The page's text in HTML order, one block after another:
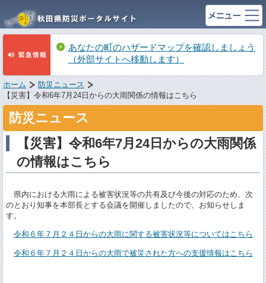
あなたの町のハザードマップを確認しましょう
（外部サイトへ移動します）
ホーム
防災ニュース
【災害】令和6年7月24日からの大雨関係の情報はこちら
防災ニュース
【災害】令和6年7月24日からの大雨関係
の情報はこちら
県内における大雨による被害状況等の共有及び今後の対応のため、次
のとおり知事を本部長とする会議を開催しましたので、お知らせしま
す。
令和６年７月２４日からの大雨に関する被害状況等についてはこちら
令和６年７月２４日からの大雨で被災された方への支援情報はこちら